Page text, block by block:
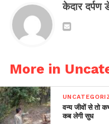
केदार दर्पण
More in
वन्य जीवों से तो
कब लेगी सुध